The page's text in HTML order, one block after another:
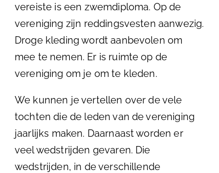
vereiste is een zwemdiploma. Op de
vereniging zijn reddingsvesten aanwezig.
Droge kleding wordt aanbevolen om
mee te nemen. Er is ruimte op de
vereniging om je om te kleden.
We kunnen je vertellen over de vele
tochten die de leden van de vereniging
jaarlijks maken. Daarnaast worden er
veel wedstrijden gevaren. Die
wedstrijden, in de verschillende